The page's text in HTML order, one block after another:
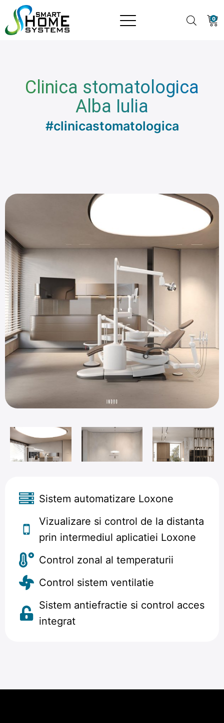
0
Clinica stomatologica
Alba Iulia
#clinicastomatologica
Sistem automatizare Loxone
Vizualizare si control de la distanta
prin intermediul aplicatiei Loxone
Control zonal al temperaturii
Control sistem ventilatie
Sistem antiefractie si control acces
integrat